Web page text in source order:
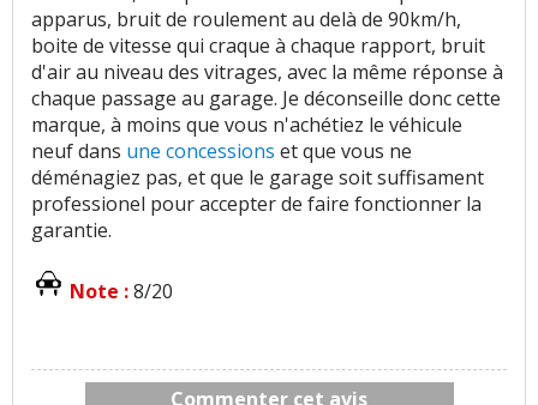
apparus, bruit de roulement au delà de 90km/h,
boite de vitesse qui craque à chaque rapport, bruit
d'air au niveau des vitrages, avec la même réponse à
chaque passage au garage. Je déconseille donc cette
marque, à moins que vous n'achétiez le véhicule
neuf dans une concessions et que vous ne
déménagiez pas, et que le garage soit suffisament
professionel pour accepter de faire fonctionner la
garantie.
Note :8/20
Commenter cet avis